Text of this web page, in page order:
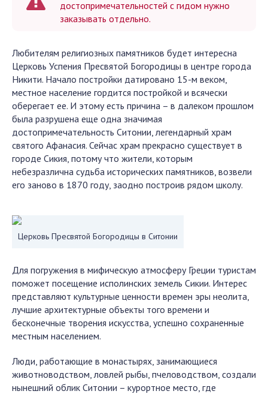
достопримечательностей с гидом нужно
заказывать отдельно.
Любителям религиозных памятников будет интересна
Церковь Успения Пресвятой Богородицы в центре города
Никити. Начало постройки датировано 15-м веком,
местное население гордится постройкой и всячески
оберегает ее. И этому есть причина – в далеком прошлом
была разрушена еще одна значимая
достопримечательность Ситонии, легендарный храм
святого Афанасия. Сейчас храм прекрасно существует в
городе Сикия, потому что жители, которым
небезразлична судьба исторических памятников, возвели
его заново в 1870 году, заодно построив рядом школу.
Церковь Пресвятой Богородицы в Ситонии
Для погружения в мифическую атмосферу Греции туристам
поможет посещение исполинских земель Сикии. Интерес
представляют культурные ценности времен эры неолита,
лучшие архитектурные объекты того времени и
бесконечные творения искусства, успешно сохраненные
местным населением.
Люди, работающие в монастырях, занимающиеся
животноводством, ловлей рыбы, пчеловодством, создали
нынешний облик Ситонии – курортное место, где